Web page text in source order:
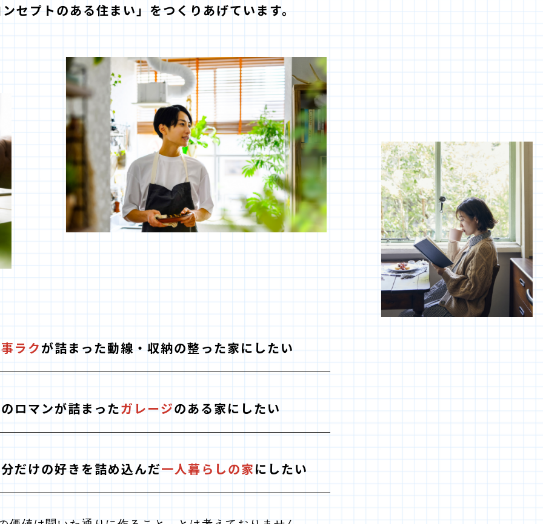
セプトのある住まい」をつくりあげています。
ラクが詰まった動線・収納の整った家にしたい
ロマンが詰まったガレージのある家にしたい
だけの好きを詰め込んだ一人暮らしの家にしたい